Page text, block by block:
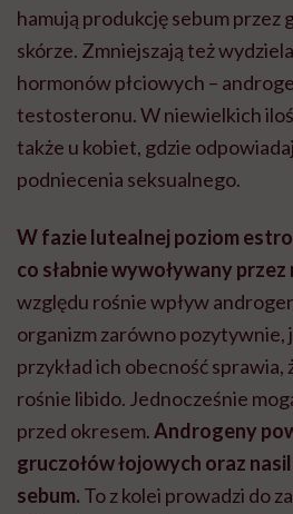
hamują produkcję sebum przez
skórze. Zmniejszają też
hormonów płciowych –
testosteronu. W niewielkich
także u kobiet, gdzie
podniecenia seksualnego.
W fazie lutealnej poziom
co słabnie wywoływany
względu rośnie wpływ
organizm zarówno pozytywnie,
przykład ich obecność
rośnie libido. Jednocześnie
przed okresem.Androgeny
gruczołów łojowych oraz
sebum. To z kolei prowadzi do